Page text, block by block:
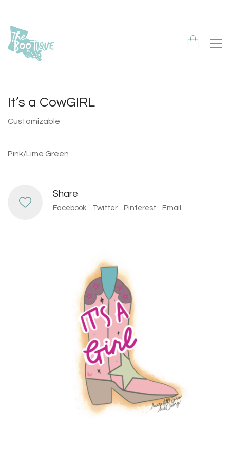
It’s a CowGIRL
Customizable
Pink/Lime Green
Share
Facebook Twitter Pinterest Email